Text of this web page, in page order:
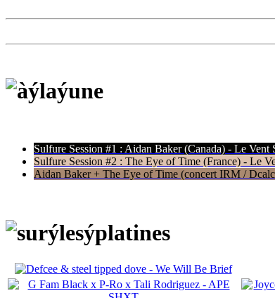
Sulfure Session #1 : Aidan Baker (Canada) - Le Vent
Sulfure Session #2 : The Eye of Time (France) - Le
Aidan Baker + The Eye of Time (concert IRM /